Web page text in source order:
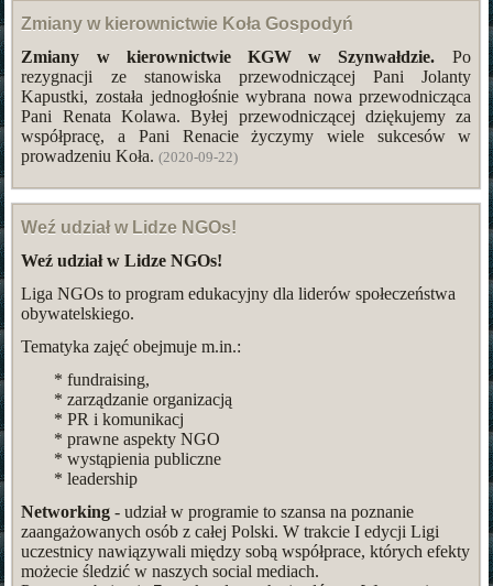
Zmiany w kierownictwie Koła Gospodyń
Zmiany w kierownictwie KGW w Szynwałdzie. Po
rezygnacji ze stanowiska przewodniczącej Pani Jolanty
Kapustki, została jednogłośnie wybrana nowa przewodnicząca
Pani Renata Kolawa. Byłej przewodniczącej dziękujemy za
współpracę, a Pani Renacie życzymy wiele sukcesów w
prowadzeniu Koła.(2020-09-22)
Weź udział w Lidze NGOs!
Weź udział w Lidze NGOs!
Liga NGOs to program edukacyjny dla liderów społeczeństwa
obywatelskiego.
Tematyka zajęć obejmuje m.in.:
* fundraising,
* zarządzanie organizacją
* PR i komunikacj
* prawne aspekty NGO
* wystąpienia publiczne
* leadership
Networking - udział w programie to szansa na poznanie
zaangażowanych osób z całej Polski. W trakcie I edycji Ligi
uczestnicy nawiązywali między sobą współprace, których efekty
możecie śledzić w naszych social mediach.